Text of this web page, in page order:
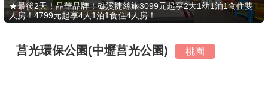
最新消息
最新留言
★最後2天！晶華品牌！礁溪捷絲旅3099元起享2大1幼1泊1食住雙
人房！4799元起享4人1泊1食住4人房！
莒光環保公園(中壢莒光公園) 桃園